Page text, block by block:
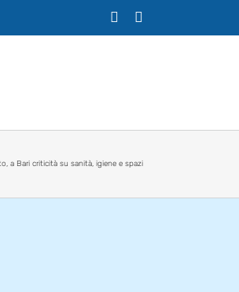
a Bari criticità su sanità, igiene e spazi